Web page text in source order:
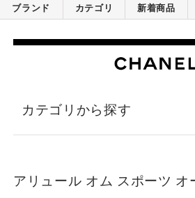
ブランド カテゴリ 新着商品
カテゴリから探す
アリュール オム スポーツ オ